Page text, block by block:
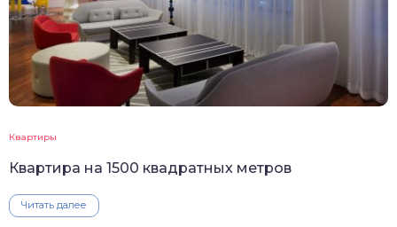
Квартиры
Квартира на 1500 квадратных метров
Читать далее